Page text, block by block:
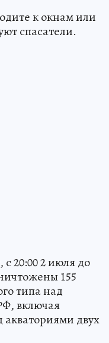
к окнам или
спасатели.
, с 20:00 2 июля до
155
типа над
включая
акваториями двух